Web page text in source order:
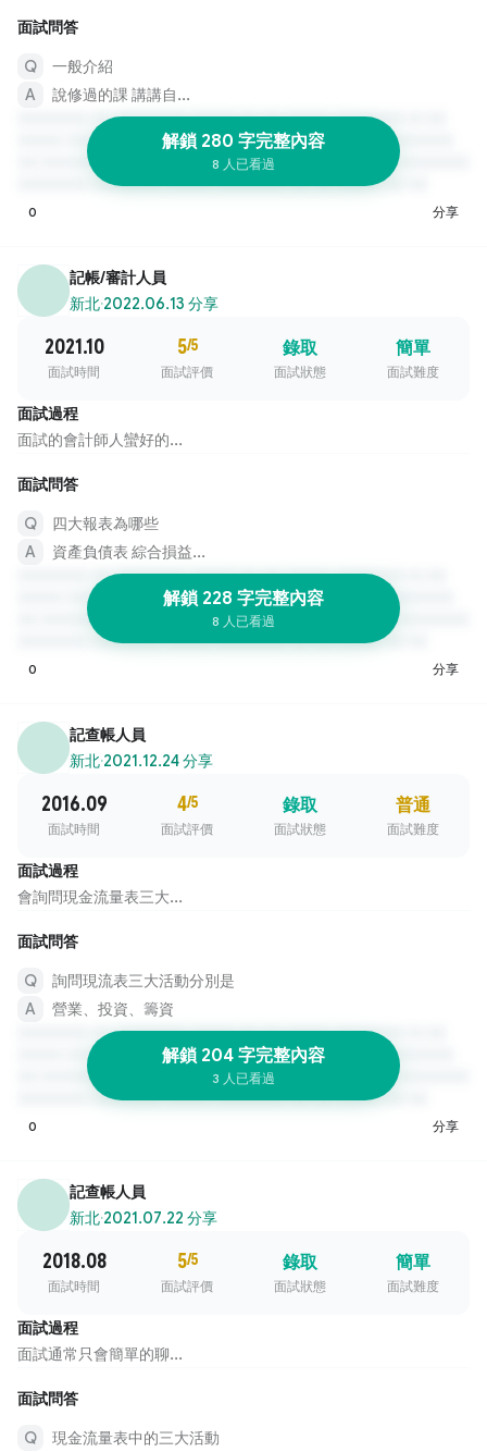
面試問答
一般介紹
說修過的課 講講自...
解鎖 280 字完整內容
8 人已看過
0 分享
記帳/審計人員
新北·2022.06.13 分享
2021.10
面試時間
5/5
面試評價
錄取
面試狀態
簡單
面試難度
面試過程
面試的會計師人蠻好的...
面試問答
四大報表為哪些
資產負債表 綜合損益...
解鎖 228 字完整內容
8 人已看過
0 分享
記查帳人員
新北·2021.12.24 分享
2016.09
面試時間
4/5
面試評價
錄取
面試狀態
普通
面試難度
面試過程
會詢問現金流量表三大...
面試問答
詢問現流表三大活動分別是
營業、投資、籌資
解鎖 204 字完整內容
3 人已看過
0 分享
記查帳人員
新北·2021.07.22 分享
2018.08
面試時間
5/5
面試評價
錄取
面試狀態
簡單
面試難度
面試過程
面試通常只會簡單的聊...
面試問答
現金流量表中的三大活動